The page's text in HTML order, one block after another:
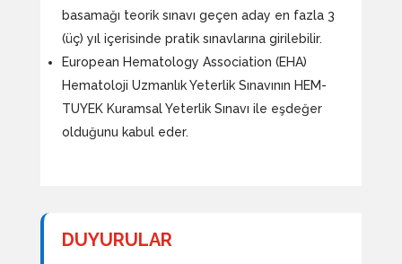
basamağı teorik sınavı geçen aday en fazla 3
(üç) yıl içerisinde pratik sınavlarına girilebilir.
European Hematology Association (EHA)
Hematoloji Uzmanlık Yeterlik Sınavının HEM-
TUYEK Kuramsal Yeterlik Sınavı ile eşdeğer
olduğunu kabul eder.
DUYURULAR